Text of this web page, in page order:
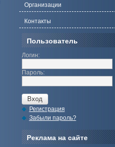
Организации
Контакты
Пользователь
Логин:
Пароль:
Регистрация
Забыли пароль?
Реклама на сайте